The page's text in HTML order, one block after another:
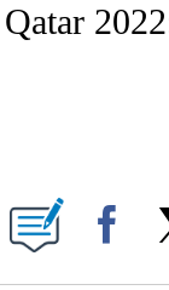
PAGES ON "".